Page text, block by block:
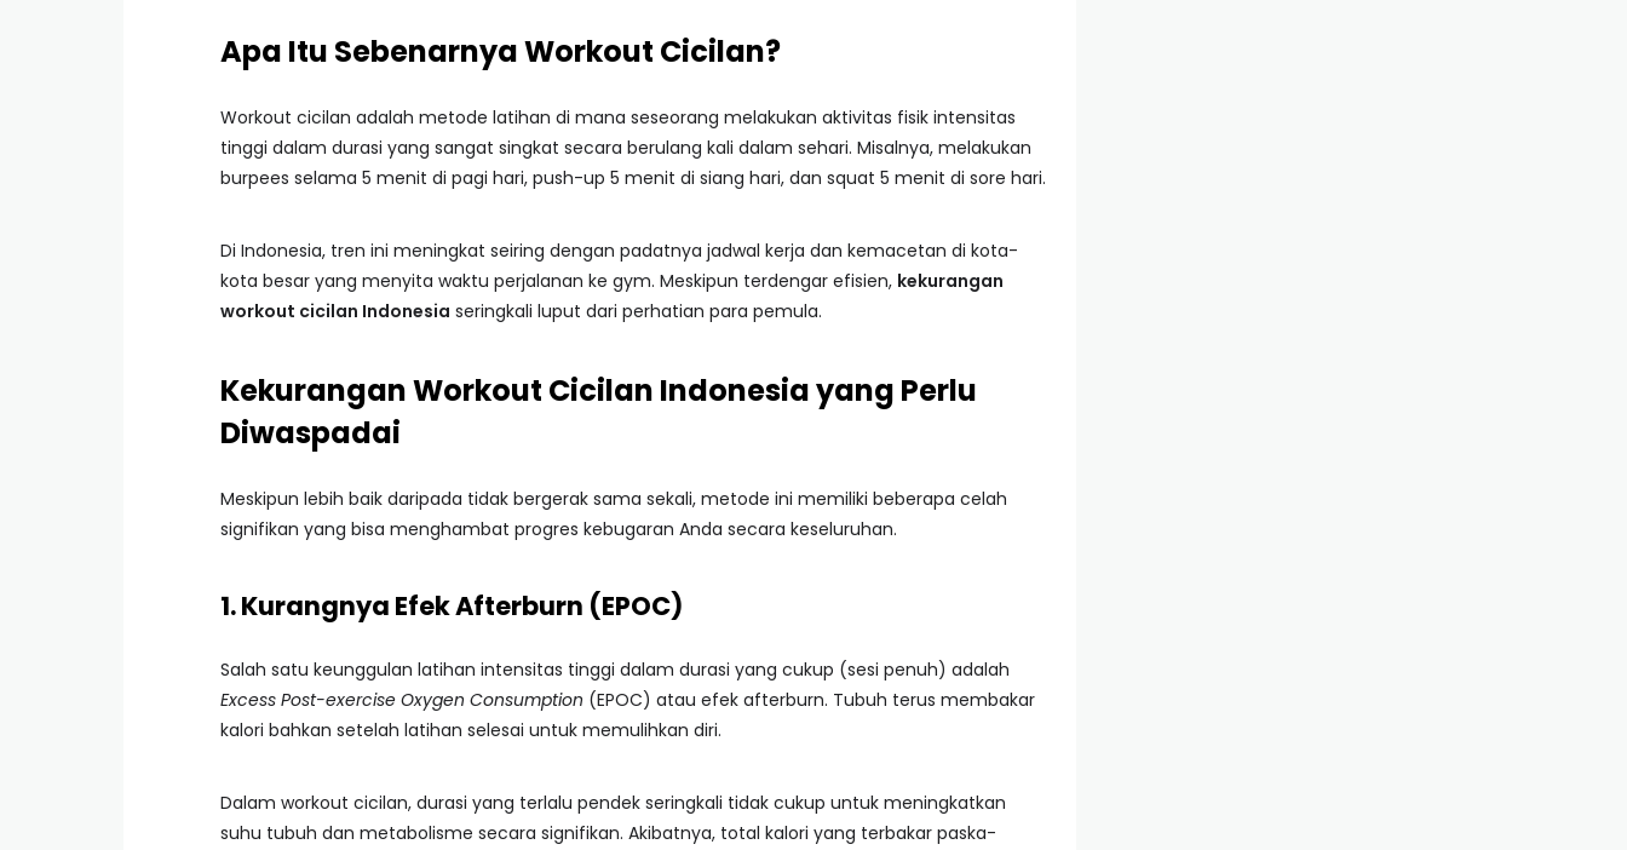
Apa Itu Sebenarnya Workout Cicilan?
Workout cicilan adalah metode latihan di mana seseorang melakukan aktivitas fisik intensitas
tinggi dalam durasi yang sangat singkat secara berulang kali dalam sehari. Misalnya, melakukan
burpees selama 5 menit di pagi hari, push-up 5 menit di siang hari, dan squat 5 menit di sore hari.
Di Indonesia, tren ini meningkat seiring dengan padatnya jadwal kerja dan kemacetan di kota-
kota besar yang menyita waktu perjalanan ke gym. Meskipun terdengar efisien, kekurangan
workout cicilan Indonesia seringkali luput dari perhatian para pemula.
Kekurangan Workout Cicilan Indonesia yang Perlu
Diwaspadai
Meskipun lebih baik daripada tidak bergerak sama sekali, metode ini memiliki beberapa celah
signifikan yang bisa menghambat progres kebugaran Anda secara keseluruhan.
1. Kurangnya Efek Afterburn (EPOC)
Salah satu keunggulan latihan intensitas tinggi dalam durasi yang cukup (sesi penuh) adalah
Excess Post-exercise Oxygen Consumption (EPOC) atau efek afterburn. Tubuh terus membakar
kalori bahkan setelah latihan selesai untuk memulihkan diri.
Dalam workout cicilan, durasi yang terlalu pendek seringkali tidak cukup untuk meningkatkan
suhu tubuh dan metabolisme secara signifikan. Akibatnya, total kalori yang terbakar paska-